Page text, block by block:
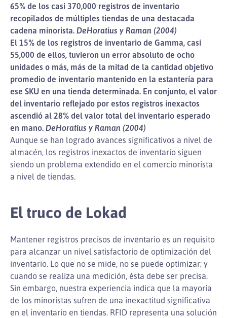
65% de los casi 370,000 registros de inventario
recopilados de múltiples tiendas de una destacada
cadena minorista. DeHoratius y Raman (2004)
El 15% de los registros de inventario de Gamma, casi
55,000 de ellos, tuvieron un error absoluto de ocho
unidades o más, más de la mitad de la cantidad objetivo
promedio de inventario mantenido en la estantería para
ese SKU en una tienda determinada. En conjunto, el valor
del inventario reflejado por estos registros inexactos
ascendió al 28% del valor total del inventario esperado
en mano. DeHoratius y Raman (2004)
Aunque se han logrado avances significativos a nivel de
almacén, los registros inexactos de inventario siguen
siendo un problema extendido en el comercio minorista
a nivel de tiendas.
El truco de Lokad
Mantener registros precisos de inventario es un requisito
para alcanzar un nivel satisfactorio de optimización del
inventario. Lo que no se mide, no se puede optimizar; y
cuando se realiza una medición, ésta debe ser precisa.
Sin embargo, nuestra experiencia indica que la mayoría
de los minoristas sufren de una inexactitud significativa
en el inventario en tiendas. RFID representa una solución